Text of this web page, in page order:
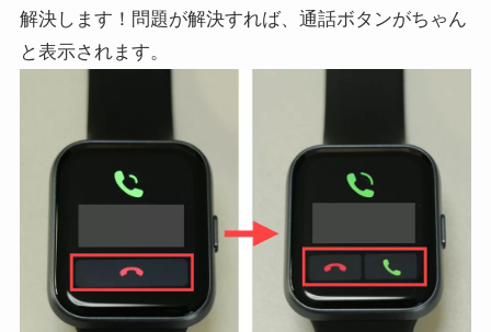
解決します！問題が解決すれば、通話ボタンがちゃん
と表示されます。